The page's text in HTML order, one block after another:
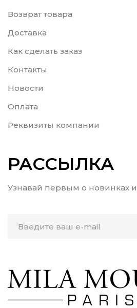
Возврат товара
Доставка
Как сделать заказ
Контакты
Новости
Оплата
Реквизиты компании
РАССЫЛКА
Узнавай первым о новинках и